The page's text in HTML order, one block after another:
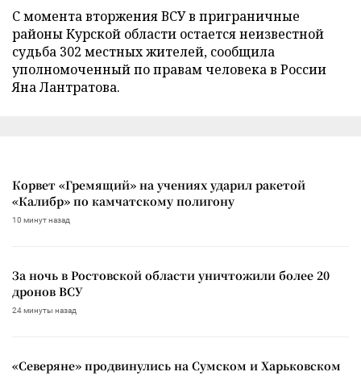
С момента вторжения ВСУ в приграничные
районы Курской области остается неизвестной
судьба 302 местных жителей, сообщила
уполномоченный по правам человека в России
Яна Лантратова.
Корвет «Гремящий» на учениях ударил ракетой
«Калибр» по камчатскому полигону
10 минут назад
За ночь в Ростовской области уничтожили более 20
дронов ВСУ
24 минуты назад
«Северяне» продвинулись на Сумском и Харьковском